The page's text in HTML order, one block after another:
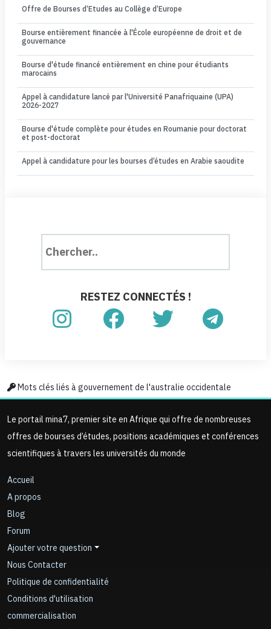
Offre de Bourses d’Etudes au Collège d’Europe
Bourse entièrement financée à l'École européenne de droit et de
gouvernance
Bourse d'étude financé entièrement en chine pour étudiants
marocains
Appel à candidature lancé par l'Université Panafriquaine (UPA)
2026-2027
Bourse d'étude complète pour études en Roumanie pour doctorat
et post-doctorat
Appel à candidature pour les bourses d’études en Arabie saoudite
RESTEZ CONNECTÉS !
Mots clés liés à gouvernement de l'australie occidentale
Le portail mina7, premier site en Afrique qui offre de nombreuses
offres de bourses d’études, positions académiques et conférences
scientifiques à travers les universités du monde
Accueil
A propos
Blog
Forum
Ajouter votre question
Nous Contacter
Politique de confidentialité
Conditions d'utilisation
commercialisation